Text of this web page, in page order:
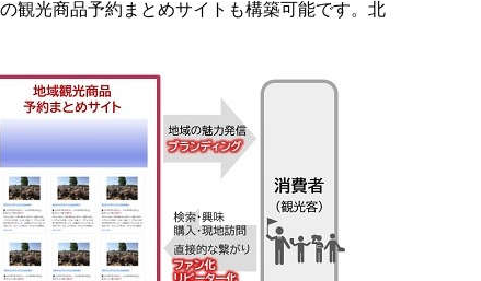
観光商品予約まとめサイトも構築可能です。北